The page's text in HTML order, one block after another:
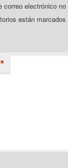
correo electrónico
están
*